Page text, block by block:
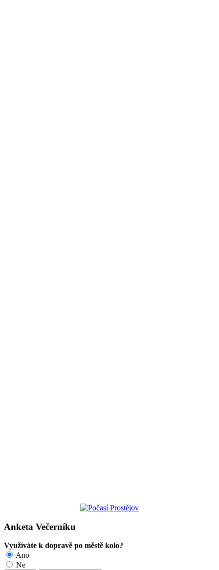
Anketa Večerníku
Využíváte k dopravě po městě kolo?
Ano
Ne